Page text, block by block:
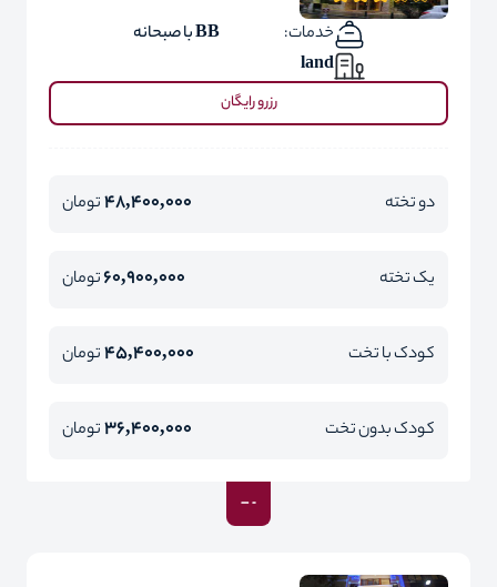
خدمات:
BB با صبحانه
land
رزرو رایگان
دو تخته 48,400,000تومان
یک تخته 60,900,000تومان
کودک با تخت 45,400,000تومان
کودک بدون تخت 36,400,000تومان